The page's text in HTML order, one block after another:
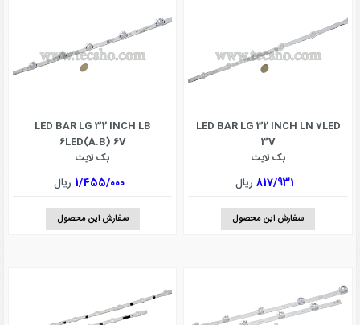
LED BAR LG 32 INCH LN 7LED
3V
بک لایت
817/931ریال
سفارش این محصول
LED BAR LG 32 INCH LB
6LED(A.B) 6V
بک لایت
1/455/000 ریال
سفارش این محصول